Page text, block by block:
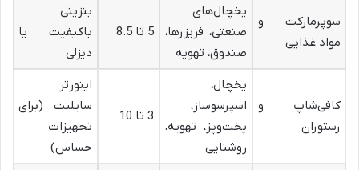
سوپرمارکت و
مواد غذایی
یخچال‌های
صنعتی، فریزرها،
صندوق، تهویه
5 تا 8.5
بنزینی
باکیفیت یا
دیزلی
کافی‌شاپ و
رستوران
یخچال،
اسپرسوساز،
پخت‌وپز، تهویه،
روشنایی
3 تا 10
اینورتر
سایلنت (برای
تجهیزات
حساس)